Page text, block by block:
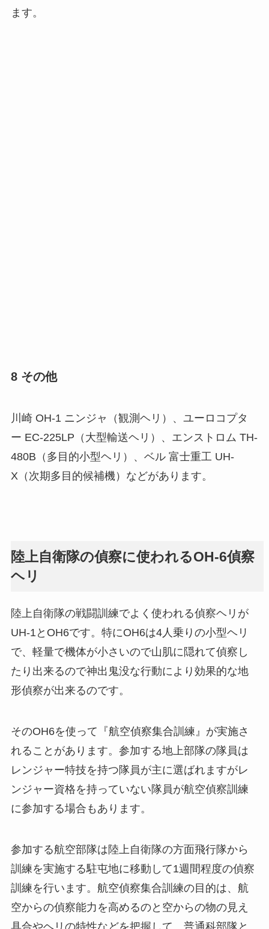
ます。
8 その他
川崎 OH-1 ニンジャ（観測ヘリ）、ユーロコプタ
ー EC-225LP（大型輸送ヘリ）、エンストロム TH-
480B（多目的小型ヘリ）、ベル 富士重工 UH-
X（次期多目的候補機）などがあります。
陸上自衛隊の偵察に使われるOH-6偵察
ヘリ
陸上自衛隊の戦闘訓練でよく使われる偵察ヘリが
UH-1とOH6です。特にOH6は4人乗りの小型ヘリ
で、軽量で機体が小さいので山肌に隠れて偵察し
たり出来るので神出鬼没な行動により効果的な地
形偵察が出来るのです。
そのOH6を使って『航空偵察集合訓練』が実施さ
れることがあります。参加する地上部隊の隊員は
レンジャー特技を持つ隊員が主に選ばれますがレ
ンジャー資格を持っていない隊員が航空偵察訓練
に参加する場合もあります。
参加する航空部隊は陸上自衛隊の方面飛行隊から
訓練を実施する駐屯地に移動して1週間程度の偵察
訓練を行います。航空偵察集合訓練の目的は、航
空からの偵察能力を高めるのと空からの物の見え
具合やヘリの特性などを把握して、普通科部隊と